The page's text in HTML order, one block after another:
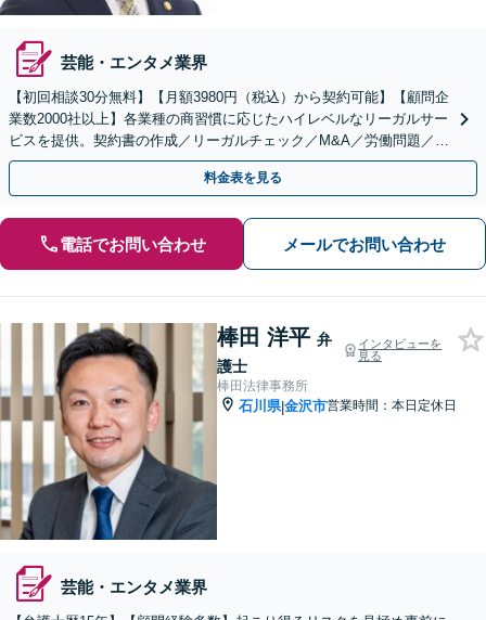
芸能・エンタメ業界
【初回相談30分無料】【月額3980円（税込）から契約可能】【顧問企
業数2000社以上】各業種の商習慣に応じたハイレベルなリーガルサー
ビスを提供。契約書の作成／リーガルチェック／M&A／労働問題／知
的財産等、お任せください【他士業連携可能】
料金表を見る
電話でお問い合わせ メールでお問い合わせ
棒田 洋平 弁
護士
インタビューを
見る
棒田法律事務所
石川県|金沢市営業時間：本日定休日
芸能・エンタメ業界